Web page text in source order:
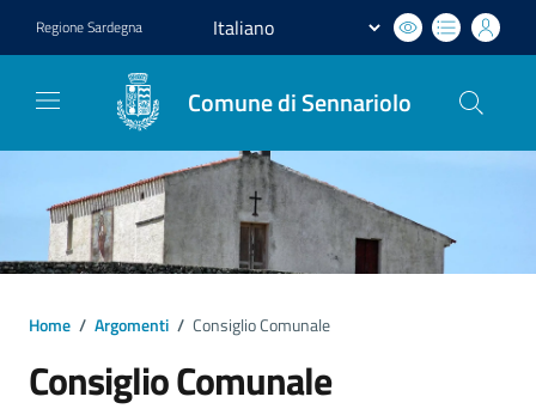
RegioneSardegna
Comune di Sennariolo
Home / Argomenti / Consiglio Comunale
Consiglio Comunale